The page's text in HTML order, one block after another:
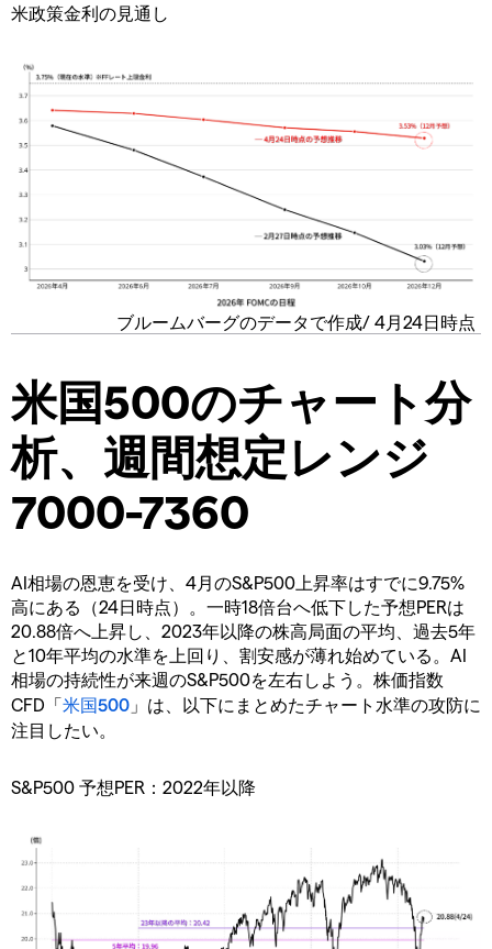
米政策金利の見通し
ブルームバーグのデータで作成/ 4月24日時点
米国500のチャート分
析、週間想定レンジ
7000-7360
AI相場の恩恵を受け、4月のS&P500上昇率はすでに9.75%
高にある（24日時点）。一時18倍台へ低下した予想PERは
20.88倍へ上昇し、2023年以降の株高局面の平均、過去5年
と10年平均の水準を上回り、割安感が薄れ始めている。AI
相場の持続性が来週のS&P500を左右しよう。株価指数
CFD「米国500 」は、以下にまとめたチャート水準の攻防に
注目したい。
S&P500 予想PER：2022年以降